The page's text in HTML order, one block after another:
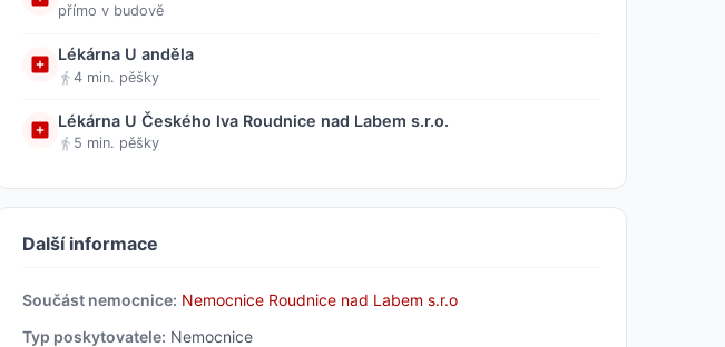
přímo v budově
Lékárna U anděla
4 min. pěšky
Lékárna U Českého lva Roudnice nad Labem s.r.o.
5 min. pěšky
Další informace
Součást nemocnice: Nemocnice Roudnice nad Labem s.r.o
Typ poskytovatele: Nemocnice